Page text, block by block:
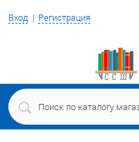
Вход Регистрация